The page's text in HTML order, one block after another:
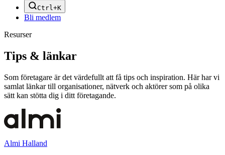
Ctrl+K
Bli medlem
Resurser
Tips & länkar
Som företagare är det värdefullt att få tips och inspiration. Här har vi
samlat länkar till organisationer, nätverk och aktörer som på olika
sätt kan stötta dig i ditt företagande.
Almi Halland